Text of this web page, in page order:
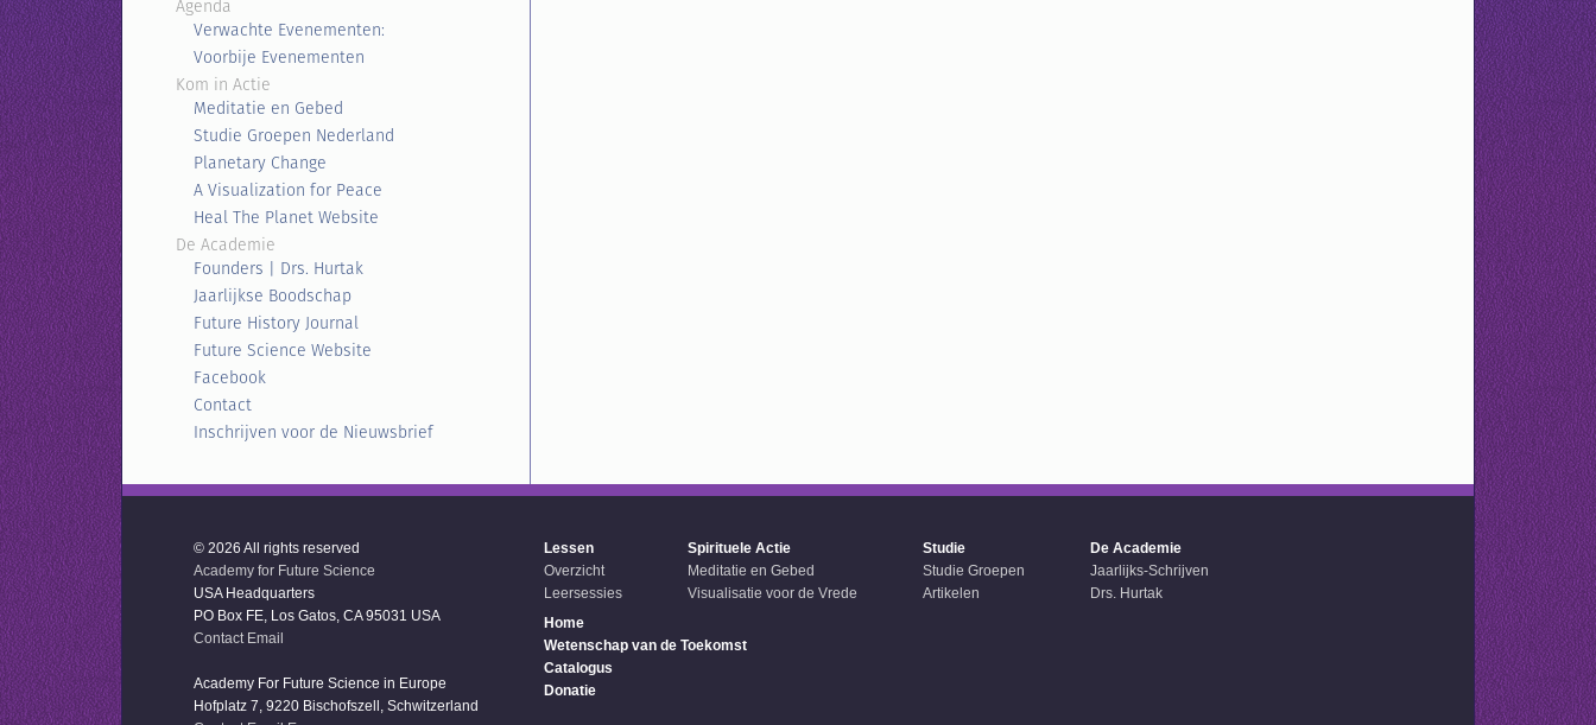
Agenda
Verwachte Evenementen:
Voorbije Evenementen
Kom in Actie
Meditatie en Gebed
Studie Groepen Nederland
Planetary Change
A Visualization for Peace
Heal The Planet Website
De Academie
Founders | Drs. Hurtak
Jaarlijkse Boodschap
Future History Journal
Future Science Website
Facebook
Contact
Inschrijven voor de Nieuwsbrief
© 2026 All rights reserved
Academy for Future Science
USA Headquarters
PO Box FE, Los Gatos, CA 95031 USA
Contact Email
Academy For Future Science in Europe
Hofplatz 7, 9220 Bischofszell, Schwitzerland
Lessen
Overzicht
Leersessies
Spirituele Actie
Meditatie en Gebed
Visualisatie voor de Vrede
Studie
Studie Groepen
Artikelen
De Academie
Jaarlijks-Schrijven
Drs. Hurtak
Home
Wetenschap van de Toekomst
Catalogus
Donatie